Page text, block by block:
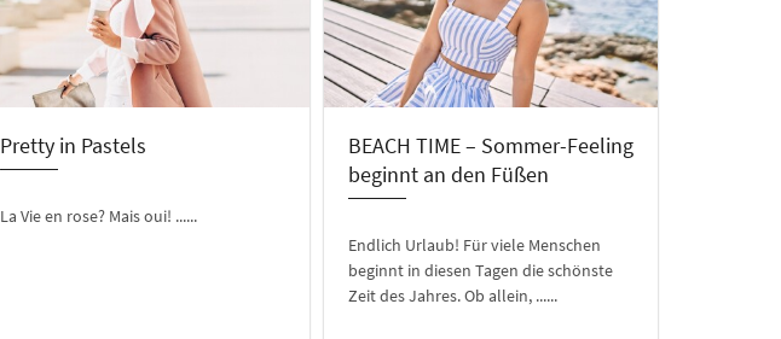
Pretty in Pastels
La Vie en rose? Mais oui! ......
BEACH TIME – Sommer-Feeling
beginnt an den Füßen
Endlich Urlaub! Für viele Menschen
beginnt in diesen Tagen die schönste
Zeit des Jahres. Ob allein, ......